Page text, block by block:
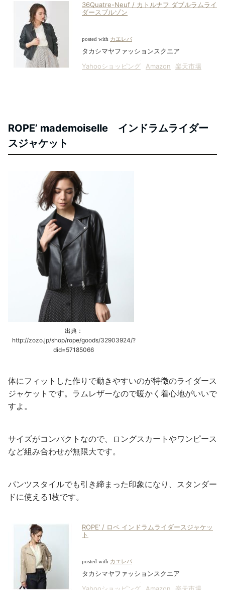
36Quatre-Neuf / カトルナフ ダブルラムライ
ダースブルゾン
posted with カエレバ
タカシマヤファッションスクエア
Yahooショッピング
Amazon 楽天市場
ROPE’ mademoiselle インドラムライダー
スジャケット
出典：
http://zozo.jp/shop/rope/goods/32903924/?
did=57185066
体にフィットした作りで動きやすいのが特徴のライダース
ジャケットです。ラムレザーなので暖かく着心地がいいで
すよ。
サイズがコンパクトなので、ロングスカートやワンピース
など組み合わせが無限大です。
パンツスタイルでも引き締まった印象になり、スタンダー
ドに使える1枚です。
ROPE’ / ロペ インドラムライダースジャケッ
ト
posted with カエレバ
タカシマヤファッションスクエア